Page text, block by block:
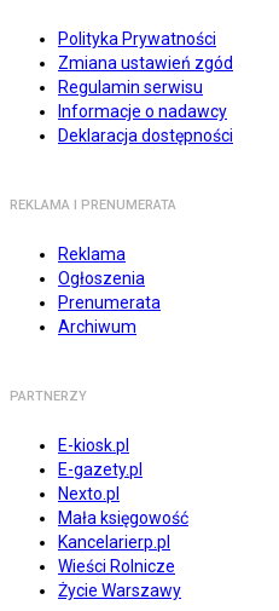
Polityka Prywatności
Zmiana ustawień zgód
Regulamin serwisu
Informacje o nadawcy
Deklaracja dostępności
REKLAMA I PRENUMERATA
Reklama
Ogłoszenia
Prenumerata
Archiwum
PARTNERZY
E-kiosk.pl
E-gazety.pl
Nexto.pl
Mała księgowość
Kancelarierp.pl
Wieści Rolnicze
Życie Warszawy